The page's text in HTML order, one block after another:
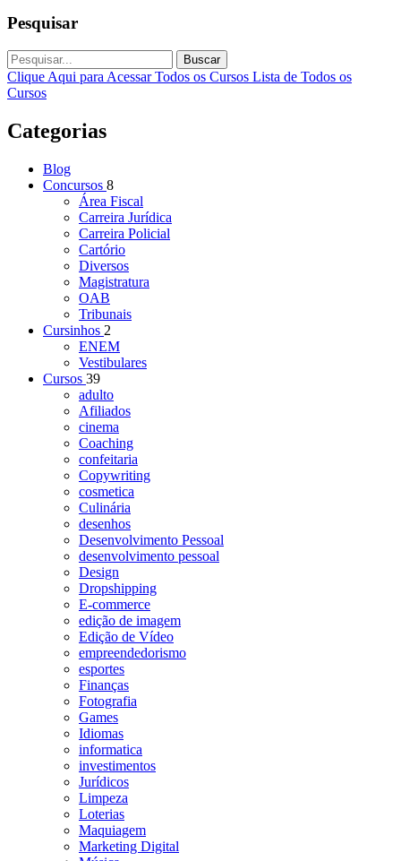
Pesquisar
Buscar
Clique Aqui para Acessar Todos os Cursos Lista de Todos os
Cursos
Categorias
Blog
Concursos 8
Área Fiscal
Carreira Jurídica
Carreira Policial
Cartório
Diversos
Magistratura
OAB
Tribunais
Cursinhos 2
ENEM
Vestibulares
Cursos 39
adulto
Afiliados
cinema
Coaching
confeitaria
Copywriting
cosmetica
Culinária
desenhos
Desenvolvimento Pessoal
desenvolvimento pessoal
Design
Dropshipping
E-commerce
edição de imagem
Edição de Vídeo
empreendedorismo
esportes
Finanças
Fotografia
Games
Idiomas
informatica
investimentos
Jurídicos
Limpeza
Loterias
Maquiagem
Marketing Digital